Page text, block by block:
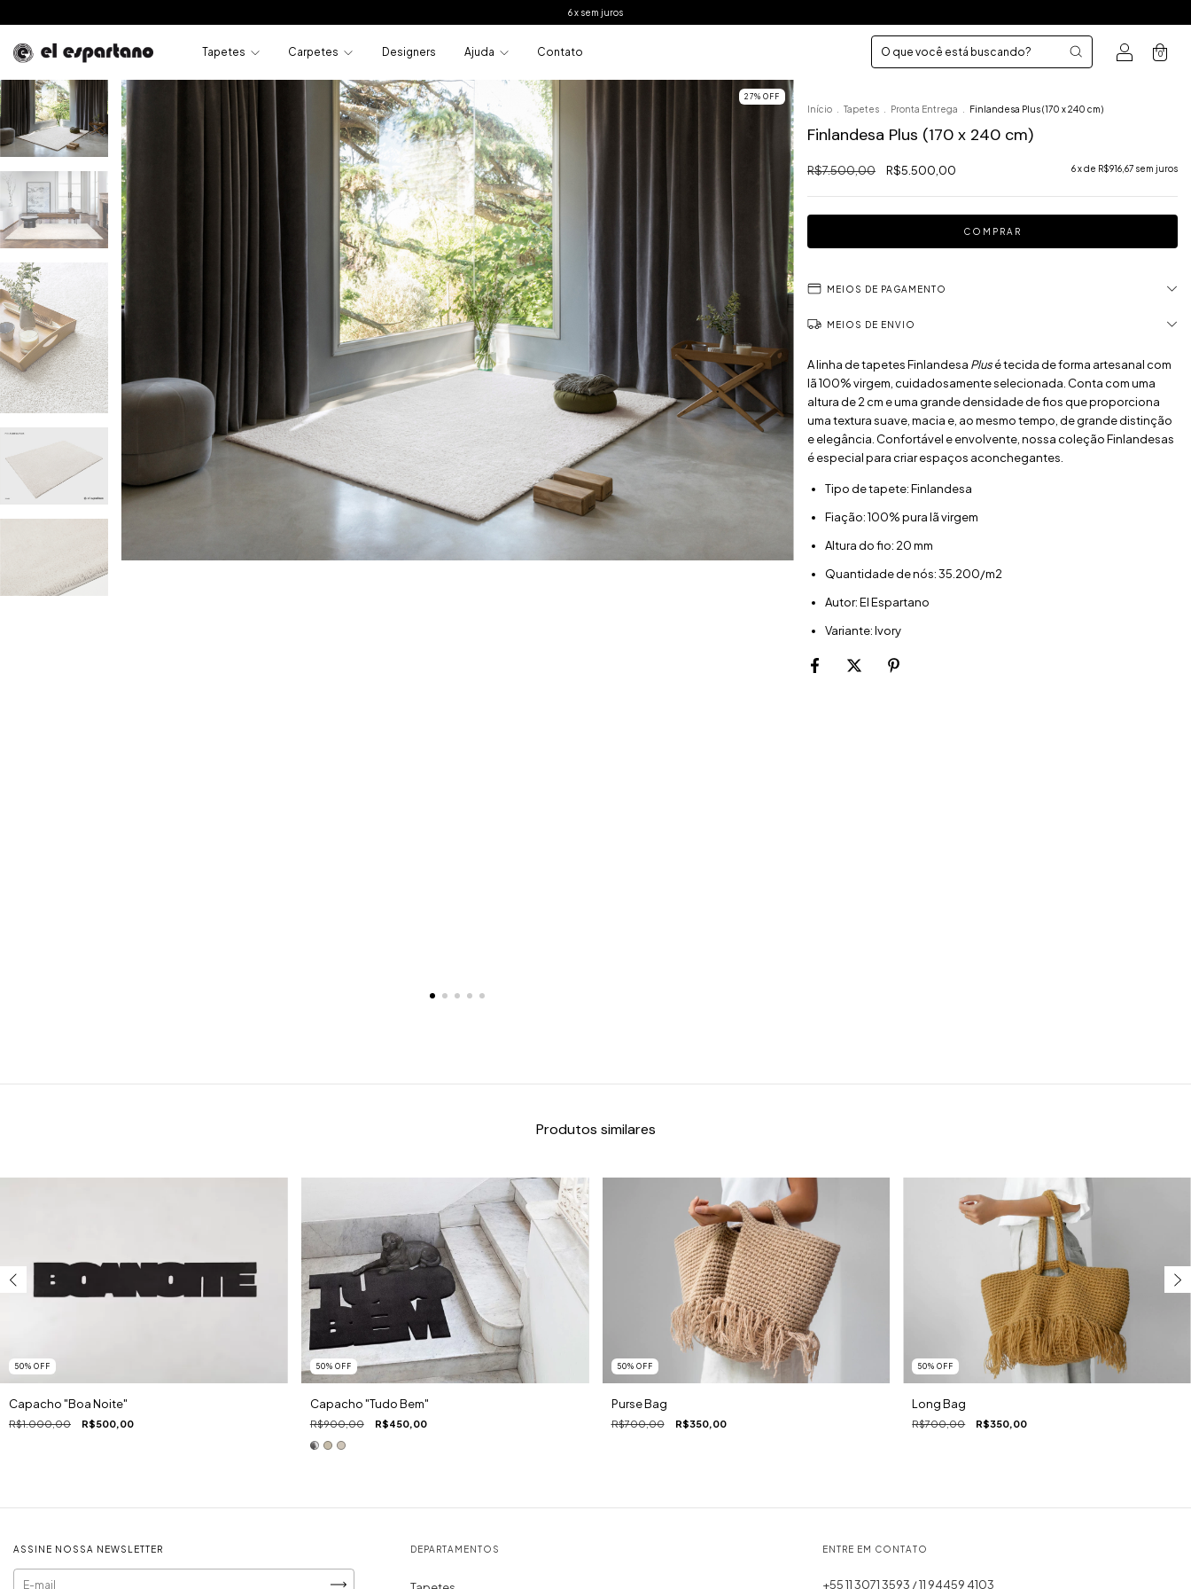
6 x sem juros
Tapetes Carpetes Designers Ajuda Contato 0
27% OFF
Início Tapetes Pronta Entrega Finlandesa Plus (170 x 240 cm)
Finlandesa Plus (170 x 240 cm)
R$7.500,00 R$5.500,00 6x de R$916,67 sem juros
MEIOS DE PAGAMENTO
MEIOS DE ENVIO
A linha de tapetes Finlandesa Plusé tecida de forma artesanal com
lã 100% virgem, cuidadosamente selecionada. Conta com uma
altura de 2 cm e uma grande densidade de fios que proporciona
uma textura suave, macia e, ao mesmo tempo, de grande distinção
e elegância. Confortável e envolvente, nossa coleção Finlandesas
é especial para criar espaços aconchegantes.
Tipo de tapete:Finlandesa
Fiação: 100% pura lã virgem
Altura do fio: 20 mm
Quantidade de nós: 35.200/m2
Autor:El Espartano
Variante: Ivory
Produtos similares
50% OFF
Capacho "Boa Noite"
R$1.000,00 R$500,00
50% OFF
Capacho "Tudo Bem"
R$900,00 R$450,00
50% OFF
Purse Bag
R$700,00 R$350,00
50%OFF
Long Bag
R$700,00 R$350,00
ASSINE NOSSA NEWSLETTER DEPARTAMENTOS ENTRE EM CONTATO
+55 11 3071 3593 / 11 94459 4103